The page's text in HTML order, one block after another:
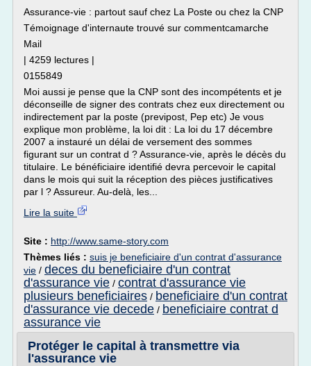
Assurance-vie : partout sauf chez La Poste ou chez la CNP
Témoignage d'internaute trouvé sur commentcamarche
Mail
| 4259 lectures |
0155849
Moi aussi je pense que la CNP sont des incompétents et je
déconseille de signer des contrats chez eux directement ou
indirectement par la poste (previpost, Pep etc) Je vous
explique mon problème, la loi dit : La loi du 17 décembre
2007 a instauré un délai de versement des sommes
figurant sur un contrat d ? Assurance-vie, après le décès du
titulaire. Le bénéficiaire identifié devra percevoir le capital
dans le mois qui suit la réception des pièces justificatives
par l ? Assureur. Au-delà, les...
Lire la suite
Site : http://www.same-story.com
Thèmes liés : suis je beneficiaire d'un contrat d'assurance
vie / deces du beneficiaire d'un contrat
d'assurance vie / contrat d'assurance vie
plusieurs beneficiaires / beneficiaire d'un contrat
d'assurance vie decede / beneficiaire contrat d
assurance vie
Protéger le capital à transmettre via
l'assurance vie